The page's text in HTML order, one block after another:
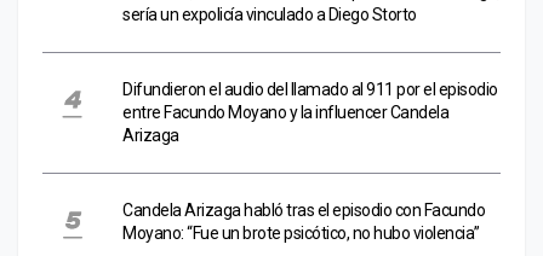
sería un expolicía vinculado a Diego Storto
Difundieron el audio del llamado al 911 por el episodio
entre Facundo Moyano y la influencer Candela
Arizaga
Candela Arizaga habló tras el episodio con Facundo
Moyano: “Fue un brote psicótico, no hubo violencia”